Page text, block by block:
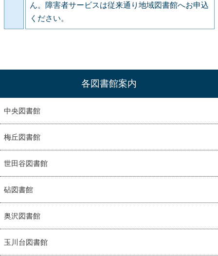
ん。障害者サービスは従来通り地域図書館へお申込
ください。
各図書館案内
中央図書館
梅丘図書館
世田谷図書館
砧図書館
奥沢図書館
玉川台図書館